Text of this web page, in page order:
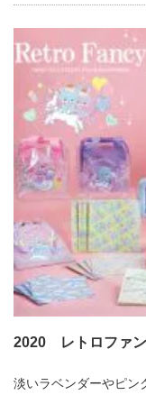
2020 レトロファ
淡いラベンダーやピン